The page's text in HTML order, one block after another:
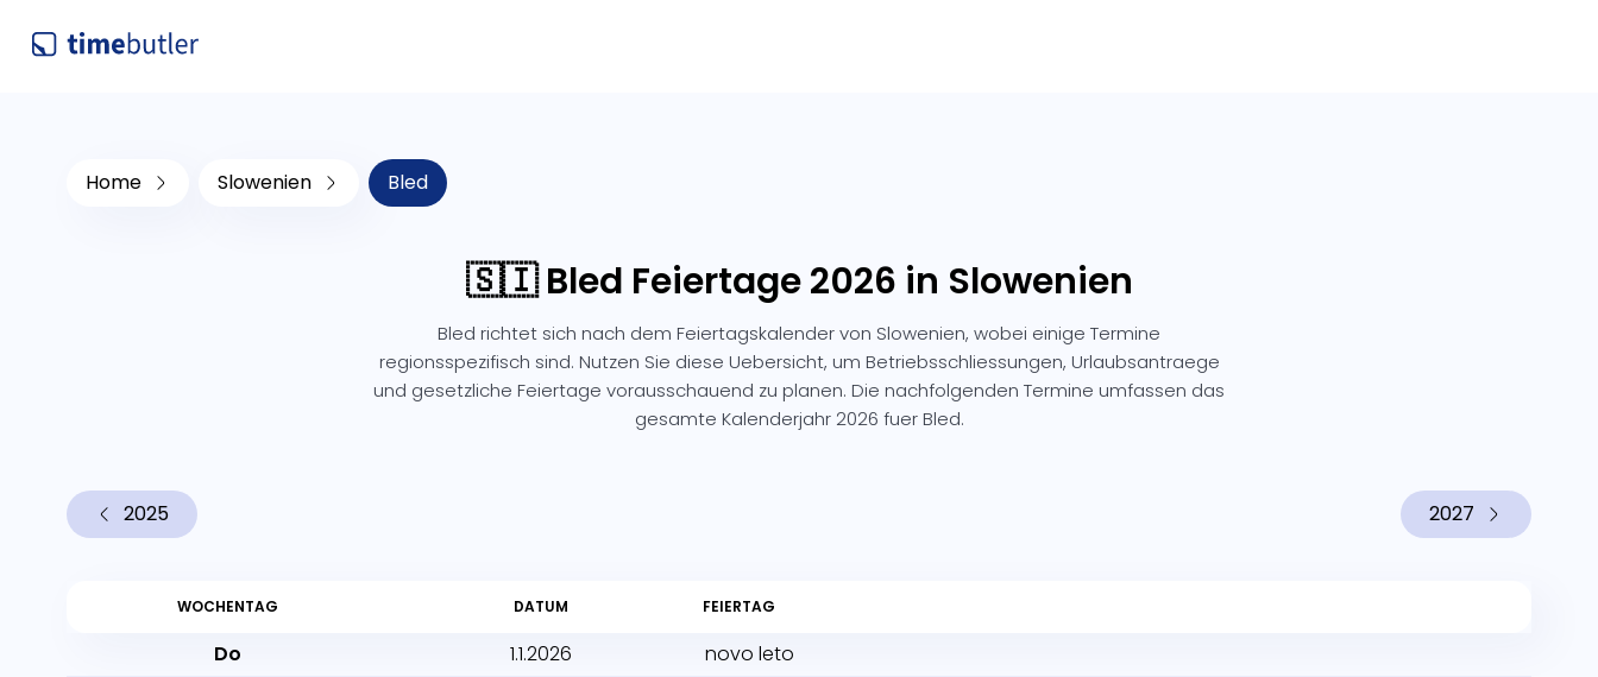
Home Slowenien Bled
🇸🇮 Bled Feiertage 2026 in Slowenien
Bled richtet sich nach dem Feiertagskalender von Slowenien, wobei einige Termine
regionsspezifisch sind. Nutzen Sie diese Uebersicht, um Betriebsschliessungen, Urlaubsantraege
und gesetzliche Feiertage vorausschauend zu planen. Die nachfolgenden Termine umfassen das
gesamte Kalenderjahr 2026 fuer Bled.
2025 2027
WOCHENTAG DATUM FEIERTAG
Do 1.1.2026
novo leto